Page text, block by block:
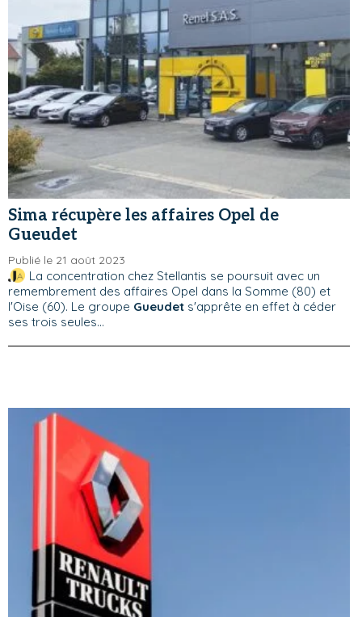
Sima récupère les affaires Opel de
Gueudet
Publié le 21 août 2023
La concentration chez Stellantis se poursuit avec un
remembrement des affaires Opel dans la Somme (80) et
l'Oise (60). Le groupe Gueudet s'apprête en effet à céder
ses trois seules...